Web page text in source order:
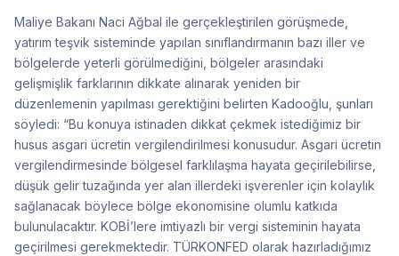
Maliye Bakanı Naci Ağbal ile gerçekleştirilen görüşmede,
yatırım teşvik sisteminde yapılan sınıflandırmanın bazı iller ve
bölgelerde yeterli görülmediğini, bölgeler arasındaki
gelişmişlik farklarının dikkate alınarak yeniden bir
düzenlemenin yapılması gerektiğini belirten Kadooğlu, şunları
söyledi: “Bu konuya istinaden dikkat çekmek istediğimiz bir
husus asgari ücretin vergilendirilmesi konusudur. Asgari ücretin
vergilendirmesinde bölgesel farklılaşma hayata geçirilebilirse,
düşük gelir tuzağında yer alan illerdeki işverenler için kolaylık
sağlanacak böylece bölge ekonomisine olumlu katkıda
bulunulacaktır. KOBİ’lere imtiyazlı bir vergi sisteminin hayata
geçirilmesi gerekmektedir. TÜRKONFED olarak hazırladığımız